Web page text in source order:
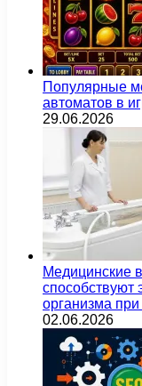
Популярные
автоматов в
29.06.2026
Медицинские
организма
02.06.2026